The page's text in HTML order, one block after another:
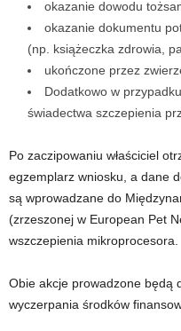
okazanie dowodu
okazanie dokumentu
(np. książeczka zdrowia,
ukończone przez
Dodatkowo w
świadectwa szczepienia
Po zaczipowaniu właściciel
egzemplarz wniosku, a dane
są wprowadzane do
(zrzeszonej w European Pet
wszczepienia mikroprocesora.
Obie akcje prowadzone będą
wyczerpania środków